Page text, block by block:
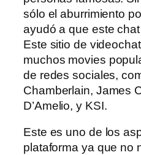
sólo el aburrimiento
ayudó a que este
Este sitio de
muchos movies
de redes sociales,
Chamberlain, James
D’Amelio, y KSI.
Este es uno de los
plataforma ya que no